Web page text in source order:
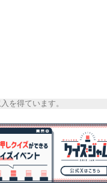
を得ています。